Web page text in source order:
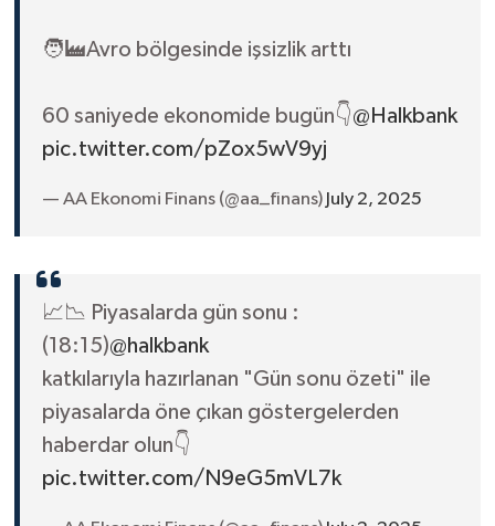
🧑‍🏭Avro bölgesinde işsizlik arttı
60 saniyede ekonomide bugün👇@Halkbank
pic.twitter.com/pZox5wV9yj
— AA Ekonomi Finans (@aa_finans) July 2, 2025
📈📉 Piyasalarda gün sonu :
(18:15)@halkbank
katkılarıyla hazırlanan "Gün sonu özeti" ile
piyasalarda öne çıkan göstergelerden
haberdar olun👇
pic.twitter.com/N9eG5mVL7k